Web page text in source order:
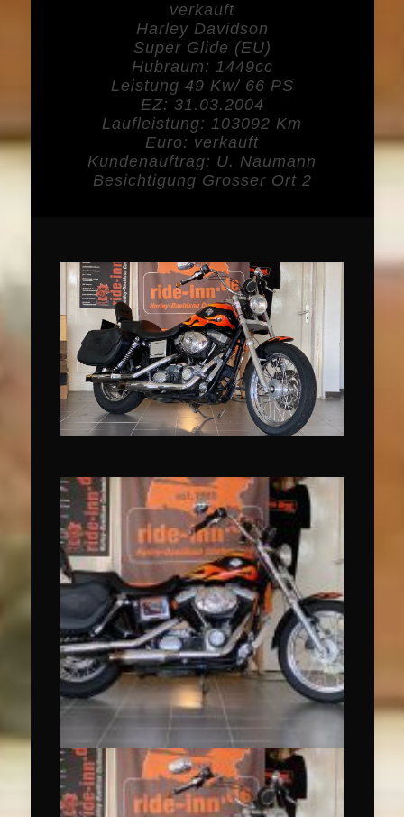
verkauft
Harley Davidson
Super Glide (EU)
Hubraum: 1449cc
Leistung 49 Kw/ 66 PS
EZ: 31.03.2004
Laufleistung: 103092 Km
Euro: verkauft
Kundenauftrag: U. Naumann
Besichtigung Grosser Ort 2